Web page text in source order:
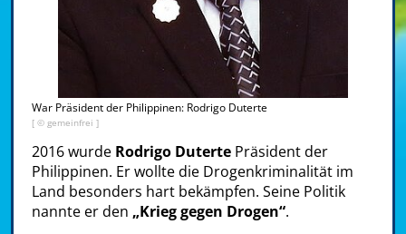
War Präsident der Philippinen: Rodrigo Duterte
[ © gemeinfrei ]
2016 wurde Rodrigo Duterte Präsident der
Philippinen. Er wollte die Drogenkriminalität im
Land besonders hart bekämpfen. Seine Politik
nannte er den „Krieg gegen Drogen“.